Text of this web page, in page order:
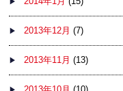
2013年12月 (7)
2013年11月 (13)